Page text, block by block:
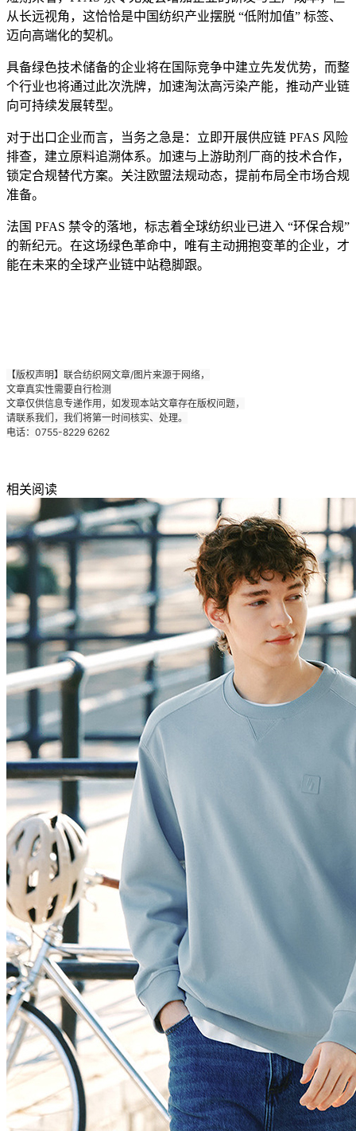
从长远视角，这恰恰是中国纺织产业摆脱 “低附加值” 标签、
迈向高端化的契机。
具备绿色技术储备的企业将在国际竞争中建立先发优势，而整
个行业也将通过此次洗牌，加速淘汰高污染产能，推动产业链
向可持续发展转型。
对于出口企业而言，当务之急是：立即开展供应链 PFAS 风险
排查，建立原料追溯体系。加速与上游助剂厂商的技术合作，
锁定合规替代方案。关注欧盟法规动态，提前布局全市场合规
准备。
法国 PFAS 禁令的落地，标志着全球纺织业已进入 “环保合规”
的新纪元。在这场绿色革命中，唯有主动拥抱变革的企业，才
能在未来的全球产业链中站稳脚跟。
【版权声明】联合纺织网文章/图片来源于网络，
文章真实性需要自行检测
文章仅供信息专递作用，如发现本站文章存在版权问题，
请联系我们，我们将第一时间核实、处理。
电话：0755-8229 6262
相关阅读